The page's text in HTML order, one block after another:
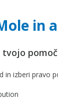
in
pomoč
in izberi pravo